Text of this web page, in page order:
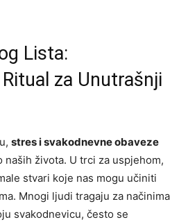
Lista:
za Unutrašnji
stres i svakodnevne obaveze
naših života. U trci za uspjehom,
stvari koje nas mogu učiniti
Mnogi ljudi tragaju za načinima
svakodnevicu, često se